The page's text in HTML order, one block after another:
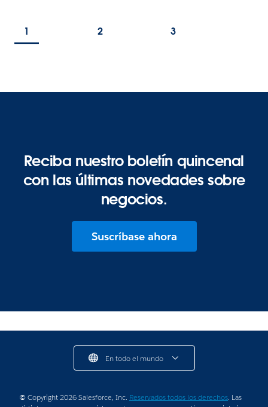
1 2 3
Reciba nuestro boletín quincenal
con las últimas novedades sobre
negocios.
Suscríbase ahora
En todo el mundo
© Copyright 2026 Salesforce, Inc. Reservados todos los derechos. Las